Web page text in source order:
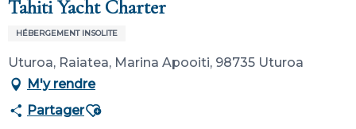
Tahiti Yacht Charter
HÉBERGEMENT INSOLITE
Uturoa, Raiatea, Marina Apooiti, 98735 Uturoa
M'y rendre
PartagerAjouter aux favoris